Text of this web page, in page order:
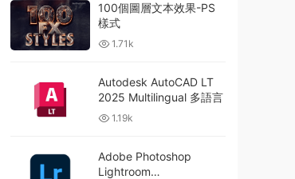
100個圖層文本效果-PS
樣式
1.71k
Autodesk AutoCAD LT
2025 Multilingual 多語言
1.19k
Adobe Photoshop
Lightroom